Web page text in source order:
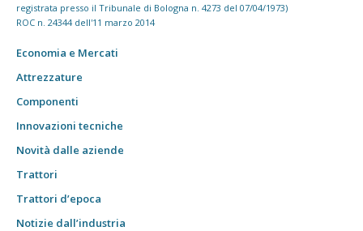
registrata presso il Tribunale di Bologna n. 4273 del 07/04/1973)
ROC n. 24344 dell'11 marzo 2014
Economia e Mercati
Attrezzature
Componenti
Innovazioni tecniche
Novità dalle aziende
Trattori
Trattori d’epoca
Notizie dall’industria